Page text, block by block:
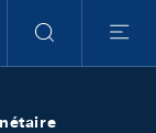
RechercheMenu